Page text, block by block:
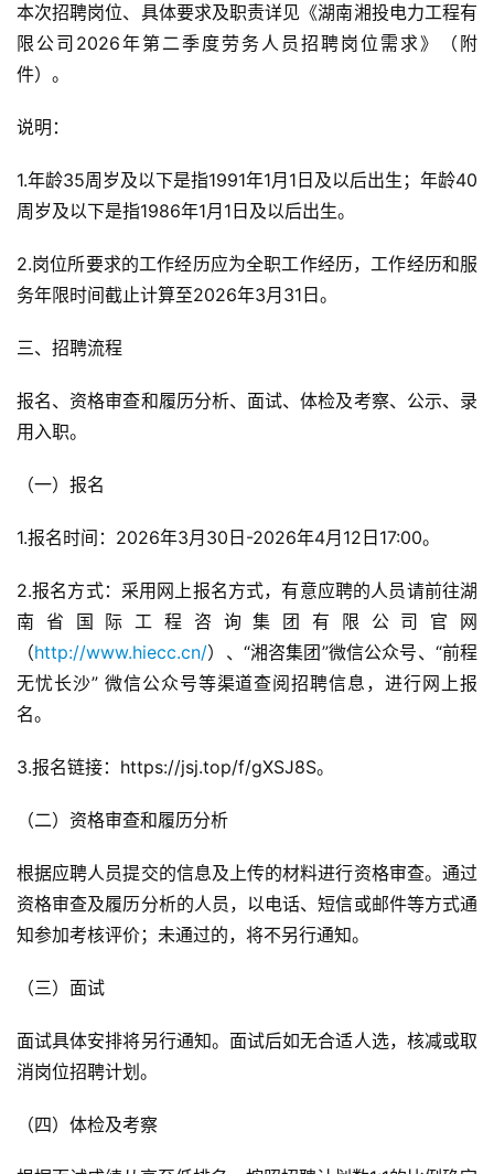
本次招聘岗位、具体要求及职责详见《湖南湘投电力工程有
限公司2026年第二季度劳务人员招聘岗位需求》（附
件）。
说明：
1.年龄35周岁及以下是指1991年1月1日及以后出生；年龄40
周岁及以下是指1986年1月1日及以后出生。
2.岗位所要求的工作经历应为全职工作经历，工作经历和服
务年限时间截止计算至2026年3月31日。
三、招聘流程
报名、资格审查和履历分析、面试、体检及考察、公示、录
用入职。
（一）报名
1.报名时间：2026年3月30日-2026年4月12日17:00。
2.报名方式：采用网上报名方式，有意应聘的人员请前往湖
南省国际工程咨询集团有限公司官网
（http://www.hiecc.cn/）、“湘咨集团”微信公众号、“前程
无忧长沙” 微信公众号等渠道查阅招聘信息，进行网上报
名。
3.报名链接：https://jsj.top/f/gXSJ8S。
（二）资格审查和履历分析
根据应聘人员提交的信息及上传的材料进行资格审查。通过
资格审查及履历分析的人员，以电话、短信或邮件等方式通
知参加考核评价；未通过的，将不另行通知。
（三）面试
面试具体安排将另行通知。面试后如无合适人选，核减或取
消岗位招聘计划。
（四）体检及考察